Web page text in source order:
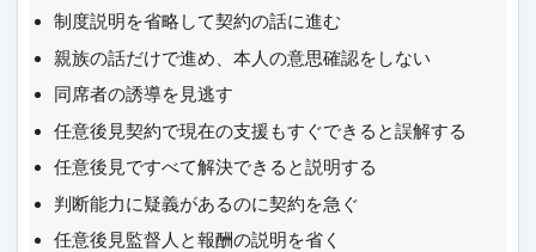
制度説明を省略して契約の話に進む
親族の話だけで進め、本人の意思確認をしない
同席者の誘導を見逃す
任意後見契約で現在の支援もすぐできると誤解する
任意後見ですべて解決できると説明する
判断能力に疑義があるのに契約を急ぐ
任意後見監督人と報酬の説明を省く